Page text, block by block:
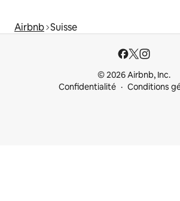
Airbnb Suisse
© 2026 Airbnb, Inc.
Confidentialité
Conditions